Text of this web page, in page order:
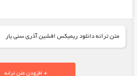
متن ترانه دانلود ریمیکس افشین آذری سنی یار
+ افزودن متن ترانه